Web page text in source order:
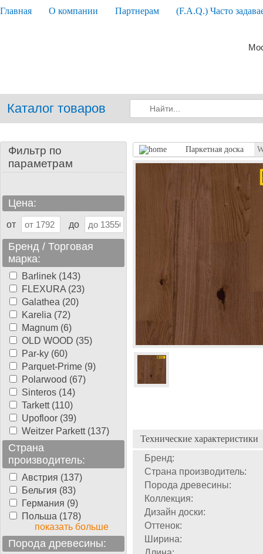
Главная О компании Партнерам (F.A.Q.) Часто
Каталог товаров
Фильтр по
параметрам
Цена:
от до
Бренд / Торговая
марка:
Barlinek (143)
FLEXURA (23)
Galathea (20)
Karelia (72)
Magnum (6)
OLD WOOD (35)
Par-ky (60)
Parquet-Prime (9)
Polarwood (67)
Sinteros (14)
Tarkett (110)
Upofloor (39)
Weitzer Parkett (137)
Страна
производитель:
Австрия (137)
Бельгия (83)
Германия (9)
Польша (178)
показать больше
Порода древесины:
Паркетная доска
Технические характеристики
Бренд:
Страна производитель:
Порода древесины:
Коллекция:
Дизайн доски:
Оттенок:
Ширина: